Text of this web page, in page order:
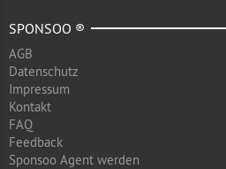
SPONSOO ®
AGB
Datenschutz
Impressum
Kontakt
FAQ
Feedback
Sponsoo Agent werden